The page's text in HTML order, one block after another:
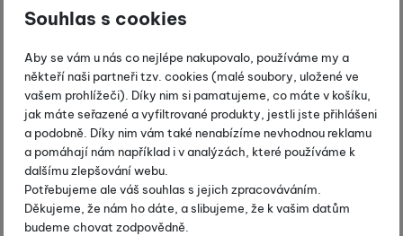
Souhlas s cookies
Aby se vám u nás co nejlépe nakupovalo, používáme my a
někteří naši partneři tzv. cookies (malé soubory, uložené ve
vašem prohlížeči). Díky nim si pamatujeme, co máte v košíku,
jak máte seřazené a vyfiltrované produkty, jestli jste přihlášeni
a podobně. Díky nim vám také nenabízíme nevhodnou reklamu
a pomáhají nám například i v analýzách, které používáme k
dalšímu zlepšování webu.
Potřebujeme ale váš souhlas s jejich zpracováváním.
Děkujeme, že nám ho dáte, a slibujeme, že k vašim datům
budeme chovat zodpovědně.
Fotografie